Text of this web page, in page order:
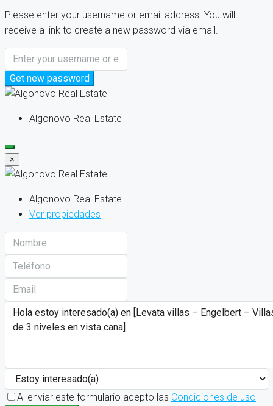
Please enter your username or email address. You will
receive a link to create a new password via email.
Get new password
Algonovo Real Estate
×
Algonovo Real Estate
Ver propiedades
Al enviar este formulario acepto las Condiciones de uso